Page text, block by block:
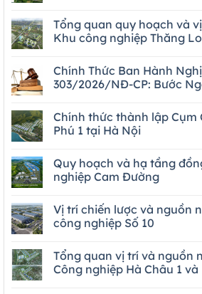
Tổng quan quy hoạch và
Khu công nghiệp Thăng
Chính Thức Ban Hành
303/2026/NĐ-CP: Bước
Chính thức thành lập Cụm
Phú 1 tại Hà Nội
Quy hoạch và hạ tầng
nghiệp Cam Đường
Vị trí chiến lược và nguồn
công nghiệp Số 10
Tổng quan vị trí và nguồn
Công nghiệp Hà Châu 1 và